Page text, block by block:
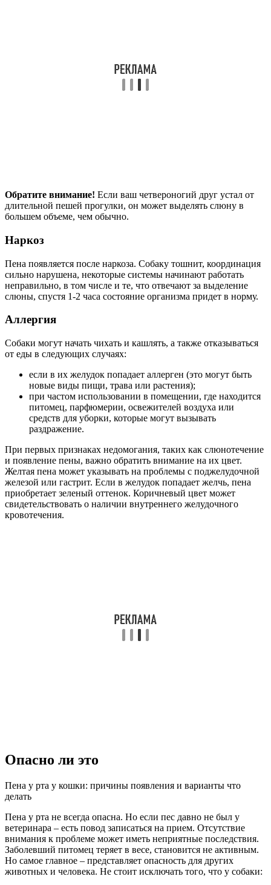
Обратите внимание! Если ваш четвероногий друг устал от
длительной пешей прогулки, он может выделять слюну в
большем объеме, чем обычно.
Наркоз
Пена появляется после наркоза. Собаку тошнит, координация
сильно нарушена, некоторые системы начинают работать
неправильно, в том числе и те, что отвечают за выделение
слюны, спустя 1-2 часа состояние организма придет в норму.
Аллергия
Собаки могут начать чихать и кашлять, а также отказываться
от еды в следующих случаях:
если в их желудок попадает аллерген (это могут быть
новые виды пищи, трава или растения);
при частом использовании в помещении, где находится
питомец, парфюмерии, освежителей воздуха или
средств для уборки, которые могут вызывать
раздражение.
При первых признаках недомогания, таких как слюнотечение
и появление пены, важно обратить внимание на их цвет.
Желтая пена может указывать на проблемы с поджелудочной
железой или гастрит. Если в желудок попадает желчь, пена
приобретает зеленый оттенок. Коричневый цвет может
свидетельствовать о наличии внутреннего желудочного
кровотечения.
Опасно ли это
Пена у рта у кошки: причины появления и варианты что
делать
Пена у рта не всегда опасна. Но если пес давно не был у
ветеринара – есть повод записаться на прием. Отсутствие
внимания к проблеме может иметь неприятные последствия.
Заболевший питомец теряет в весе, становится не активным.
Но самое главное – представляет опасность для других
животных и человека. Не стоит исключать того, что у собаки: